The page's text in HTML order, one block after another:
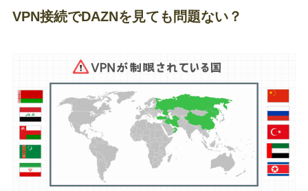
VPN接続でDAZNを見ても問題ない？